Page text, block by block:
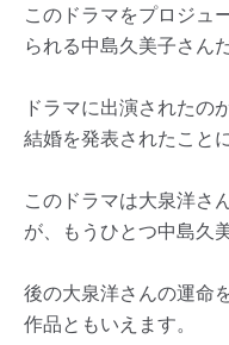
このドラマをプロジュ
られる中島久美子さん
ドラマに出演されたの
結婚を発表されたこと
このドラマは大泉洋さ
が、もうひとつ中島久
後の大泉洋さんの運命
作品ともいえます。